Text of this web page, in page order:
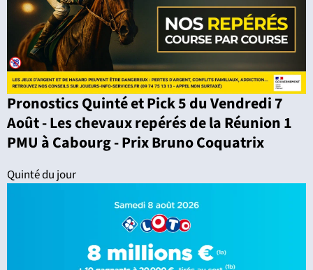
Pronostics Quinté et Pick 5 du Vendredi 7
Août - Les chevaux repérés de la Réunion 1
PMU à Cabourg - Prix Bruno Coquatrix
Quinté du jour